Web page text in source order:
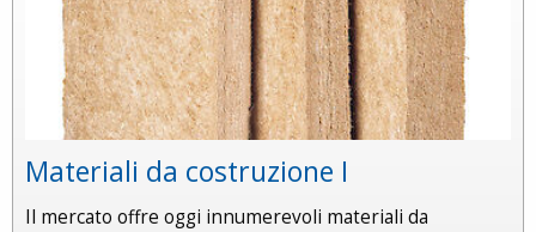
Materiali da costruzione I
Il mercato offre oggi innumerevoli materiali da